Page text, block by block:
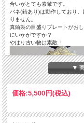
合いがとても素敵です。
バネ(錆あり)は動作しており
りません。
真鍮製の目盛りプレートがお
にいかがですか？
やはり古い物は素敵！
▼
価格:5,500円(税込)